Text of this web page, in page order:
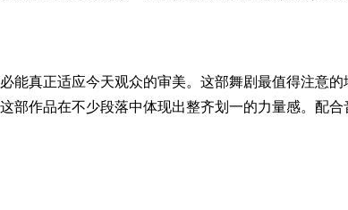
能真正适应今天观众的审美。这部舞剧最值得注意
部作品在不少段落中体现出整齐划一的力量感。配